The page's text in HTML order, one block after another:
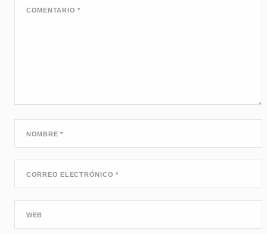
COMENTARIO*
NOMBRE*
CORREO ELECTRÓNICO*
WEB